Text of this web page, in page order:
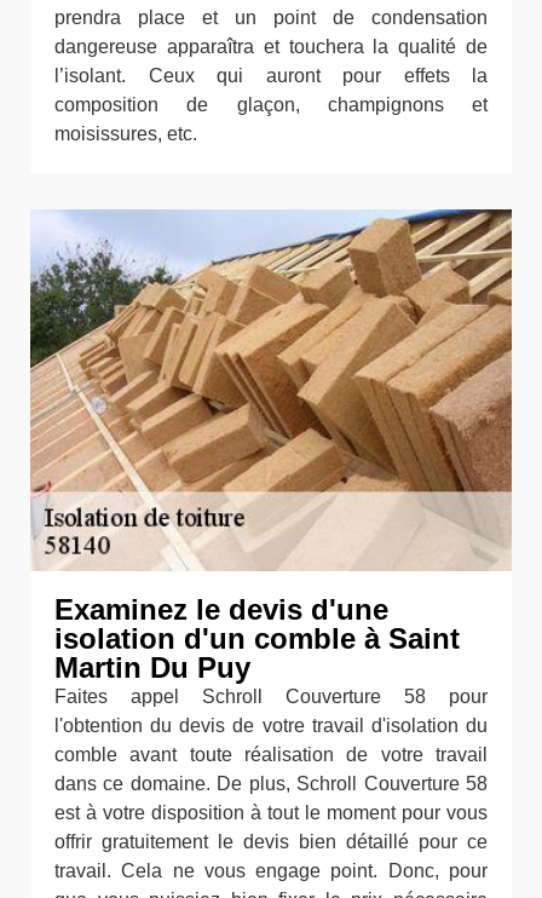
prendra place et un point de condensation
dangereuse apparaîtra et touchera la qualité de
l’isolant. Ceux qui auront pour effets la
composition de glaçon, champignons et
moisissures, etc.
Examinez le devis d'une
isolation d'un comble à Saint
Martin Du Puy
Faites appel Schroll Couverture 58 pour
l'obtention du devis de votre travail d'isolation du
comble avant toute réalisation de votre travail
dans ce domaine. De plus, Schroll Couverture 58
est à votre disposition à tout le moment pour vous
offrir gratuitement le devis bien détaillé pour ce
travail. Cela ne vous engage point. Donc, pour